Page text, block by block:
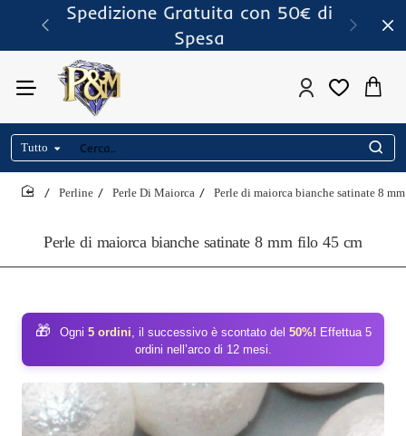
Spedizione Gratuita con 50€ di
Spesa
Tutto
Cerca..
Perle di maiorca bianche satinate 8 mm filo 45 cm
Perline Perle Di Maiorca Perle di maiorca bianche satinate 8
🎁 Ogni 5 ordini, il successivo è scontato del 50%! Effettua 5
ordini nell’arco di 12 mesi.